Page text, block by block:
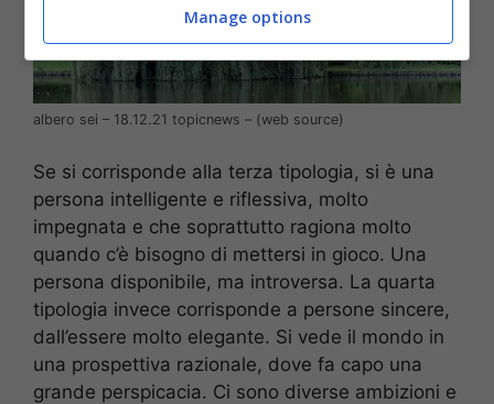
albero sei – 18.12.21 topicnews – (web source)
Se si corrisponde alla terza tipologia, si è una
persona intelligente e riflessiva, molto
impegnata e che soprattutto ragiona molto
quando c’è bisogno di mettersi in gioco. Una
persona disponibile, ma introversa. La quarta
tipologia invece corrisponde a persone sincere,
dall’essere molto elegante. Si vede il mondo in
una prospettiva razionale, dove fa capo una
grande perspicacia. Ci sono diverse ambizioni e
Manage options